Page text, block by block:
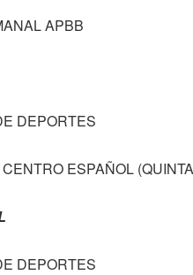
APBB
DEPORTES
ESPAÑOL
DEPORTES